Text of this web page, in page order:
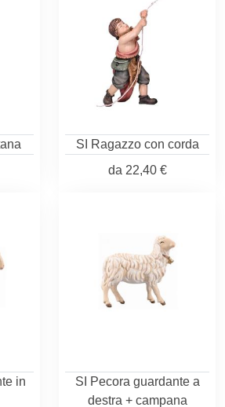
SI Ragazzo con corda
da 22,40 €
in
SI Pecora guardante a
destra + campana